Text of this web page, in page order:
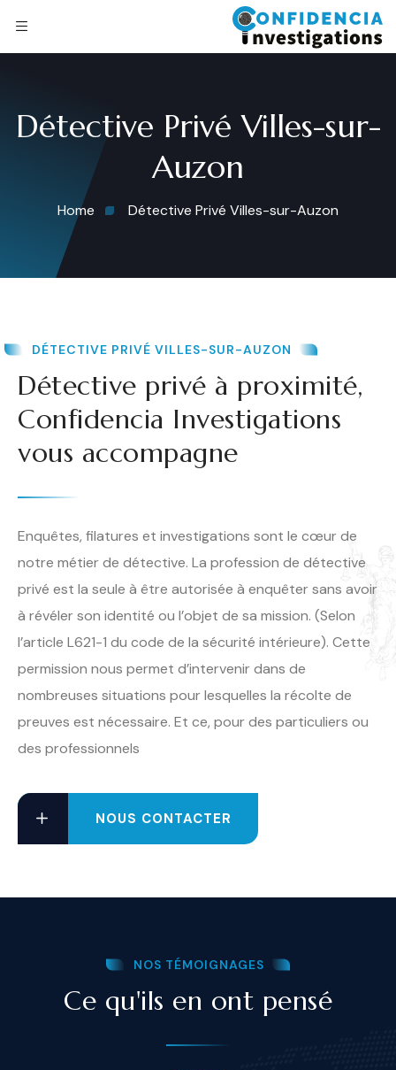
Détective Privé Villes-sur-
Auzon
Home Détective Privé Villes-sur-Auzon
DÉTECTIVE PRIVÉ VILLES-SUR-AUZON
Détective privé à proximité,
Confidencia Investigations
vous accompagne
Enquêtes, filatures et investigations sont le cœur de
notre métier de détective. La profession de détective
privé est la seule à être autorisée à enquêter sans avoir
à révéler son identité ou l’objet de sa mission. (Selon
l’article L621-1 du code de la sécurité intérieure). Cette
permission nous permet d’intervenir dans de
nombreuses situations pour lesquelles la récolte de
preuves est nécessaire. Et ce, pour des particuliers ou
des professionnels
NOUS CONTACTER
NOS TÉMOIGNAGES
Ce qu'ils en ont pensé